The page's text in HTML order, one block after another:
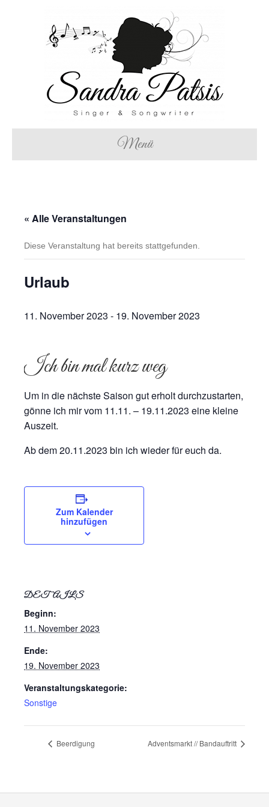
Menü
« Alle Veranstaltungen
Diese Veranstaltung hat bereits stattgefunden.
Urlaub
11. November 2023 - 19. November 2023
Ich bin mal kurz weg
Um in die nächste Saison gut erholt durchzustarten,
gönne ich mir vom 11.11. – 19.11.2023 eine kleine
Auszeit.
Ab dem 20.11.2023 bin ich wieder für euch da.
Zum Kalender
hinzufügen
DETAILS
Beginn:
11. November 2023
Ende:
19. November 2023
Veranstaltungskategorie:
Sonstige
Beerdigung Adventsmarkt // Bandauftritt